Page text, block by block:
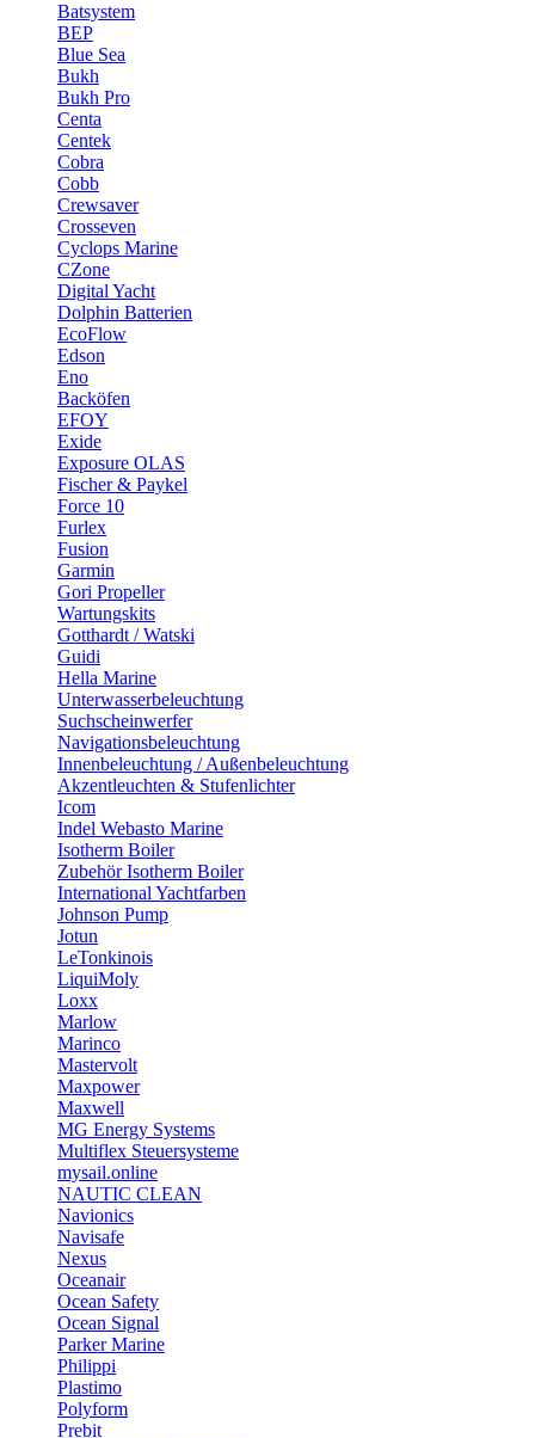
Batsystem
BEP
Blue Sea
Bukh
Bukh Pro
Centa
Centek
Cobra
Cobb
Crewsaver
Crosseven
Cyclops Marine
CZone
Digital Yacht
Dolphin Batterien
EcoFlow
Edson
Eno
Backöfen
EFOY
Exide
Exposure OLAS
Fischer & Paykel
Force 10
Furlex
Fusion
Garmin
Gori Propeller
Wartungskits
Gotthardt / Watski
Guidi
Hella Marine
Unterwasserbeleuchtung
Suchscheinwerfer
Navigationsbeleuchtung
Innenbeleuchtung / Außenbeleuchtung
Akzentleuchten & Stufenlichter
Icom
Indel Webasto Marine
Isotherm Boiler
Zubehör Isotherm Boiler
International Yachtfarben
Johnson Pump
Jotun
LeTonkinois
LiquiMoly
Loxx
Marlow
Marinco
Mastervolt
Maxpower
Maxwell
MG Energy Systems
Multiflex Steuersysteme
mysail.online
NAUTIC CLEAN
Navionics
Navisafe
Nexus
Oceanair
Ocean Safety
Ocean Signal
Parker Marine
Philippi
Plastimo
Polyform
Prebit